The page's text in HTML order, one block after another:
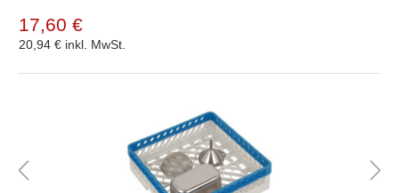
17,60 €
20,94 € inkl. MwSt.